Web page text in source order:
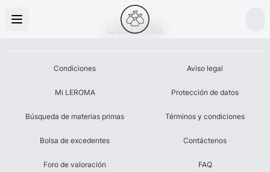
Leroma
Condiciones
Mi LEROMA
Búsqueda de materias primas
Bolsa de excedentes
Foro de valoración
Aviso legal
Protección de datos
Términos y condiciones
Contáctenos
FAQ